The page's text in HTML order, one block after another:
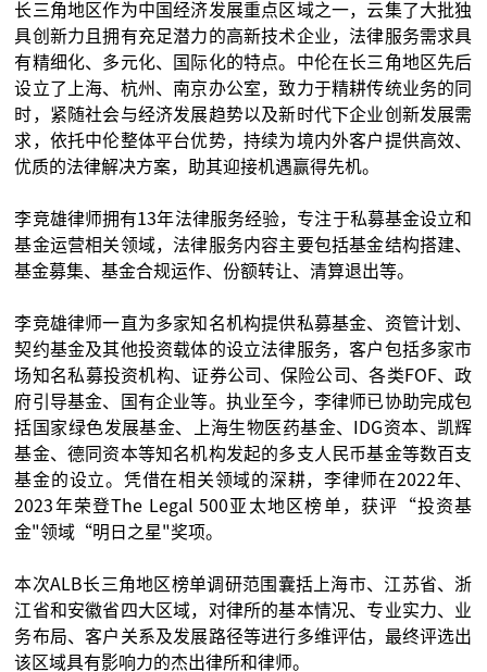
长三角地区作为中国经济发展重点区域之一，云集了大批独
具创新力且拥有充足潜力的高新技术企业，法律服务需求具
有精细化、多元化、国际化的特点。中伦在长三角地区先后
设立了上海、杭州、南京办公室，致力于精耕传统业务的同
时，紧随社会与经济发展趋势以及新时代下企业创新发展需
求，依托中伦整体平台优势，持续为境内外客户提供高效、
优质的法律解决方案，助其迎接机遇赢得先机。
李竞雄律师拥有13年法律服务经验，专注于私募基金设立和
基金运营相关领域，法律服务内容主要包括基金结构搭建、
基金募集、基金合规运作、份额转让、清算退出等。
李竞雄律师一直为多家知名机构提供私募基金、资管计划、
契约基金及其他投资载体的设立法律服务，客户包括多家市
场知名私募投资机构、证券公司、保险公司、各类FOF、政
府引导基金、国有企业等。执业至今，李律师已协助完成包
括国家绿色发展基金、上海生物医药基金、IDG资本、凯辉
基金、德同资本等知名机构发起的多支人民币基金等数百支
基金的设立。凭借在相关领域的深耕，李律师在2022年、
2023年荣登The Legal 500亚太地区榜单，获评“投资基
金"领域“明日之星"奖项。
本次ALB长三角地区榜单调研范围囊括上海市、江苏省、浙
江省和安徽省四大区域，对律所的基本情况、专业实力、业
务布局、客户关系及发展路径等进行多维评估，最终评选出
该区域具有影响力的杰出律所和律师。